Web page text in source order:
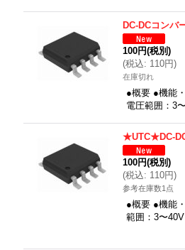
DC-DCコンバ
100円(税別)
(税込: 110円)
在庫切れ
●概要 ●機能
電圧範囲：3
★UTC★DC-
100円(税別)
(税込: 110円)
参考在庫数1点
●概要 ●機能
範囲：3〜